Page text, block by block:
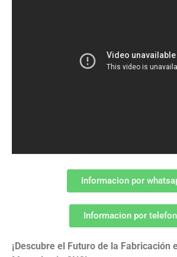
Informacion por
Informacion por
¡Descubre el Futuro de la Fabricación